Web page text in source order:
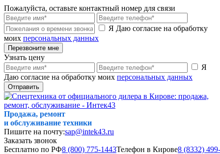
Пожалуйста, оставьте контактный номер для связи
Я Даю согласие на обработку
моих персональных данных
Перезвоните мне
Узнать цену
Я
Даю согласие на обработку моих персональных данных
Отправить
Продажа, ремонт
и обслуживание техники
Пишите на почту:sap@intek43.ru
Заказать звонок
Бесплатно по РФ8 (800) 775-1443Телефон в Кирове8 (8332)